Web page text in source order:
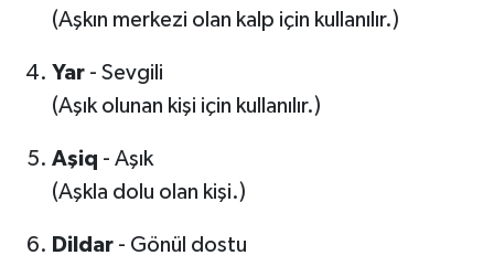
(Aşkın merkezi olan kalp için kullanılır.)
Yar- Sevgili
(Aşık olunan kişi için kullanılır.)
Aşiq - Aşık
(Aşkla dolu olan kişi.)
Dildar- Gönül dostu